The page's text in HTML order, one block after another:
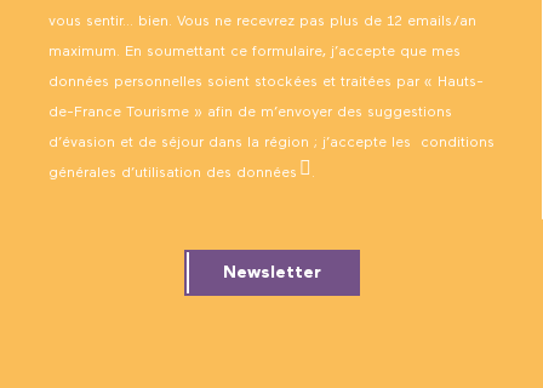
vous sentir… bien. Vous ne recevrez pas plus de 12 emails/an
maximum. En soumettant ce formulaire, j’accepte que mes
données personnelles soient stockées et traitées par « Hauts-
de-France Tourisme » afin de m’envoyer des suggestions
d’évasion et de séjour dans la région ; j’accepte les conditions
générales d’utilisation des données .
Newsletter